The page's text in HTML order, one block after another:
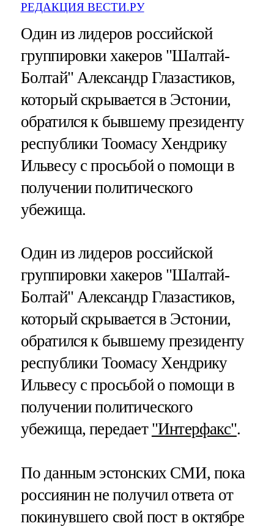
РЕДАКЦИЯ ВЕСТИ.РУ
Один из лидеров российской
группировки хакеров "Шалтай-
Болтай" Александр Глазастиков,
который скрывается в Эстонии,
обратился к бывшему президенту
республики Тоомасу Хендрику
Ильвесу с просьбой о помощи в
получении политического
убежища.
Один из лидеров российской
группировки хакеров "Шалтай-
Болтай" Александр Глазастиков,
который скрывается в Эстонии,
обратился к бывшему президенту
республики Тоомасу Хендрику
Ильвесу с просьбой о помощи в
получении политического
убежища, передает "Интерфакс".
По данным эстонских СМИ, пока
россиянин не получил ответа от
покинувшего свой пост в октябре